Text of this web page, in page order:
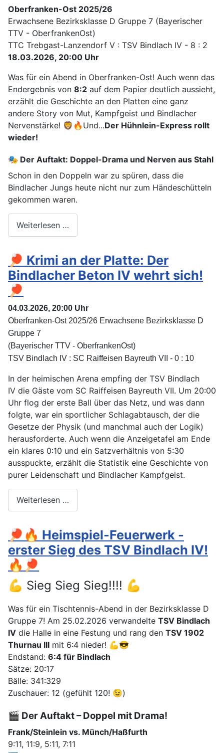
Oberfranken-Ost 2025/26
Erwachsene Bezirksklasse D Gruppe 7 (Bayerischer
TTV - OberfrankenOst)
TTC Trebgast-Lanzendorf V : TSV Bindlach IV - 8 : 2
18.03.2026, 20:00 Uhr
Was für ein Abend in Oberfranken-Ost! Auch wenn das
Endergebnis von 8:2 auf dem Papier deutlich aussieht,
erzählt die Geschichte an den Platten eine ganz
andere Story von Mut, Kampfgeist und Bindlacher
Nervenstärke! 🦁🔥Und...Der Hühnlein-Express rollt
wieder!
🎭 Der Auftakt: Doppel-Drama und Nerven aus Stahl
Schon in den Doppeln war zu spüren, dass die
Bindlacher Jungs heute nicht nur zum Händeschütteln
gekommen waren.
Weiterlesen …
🏓 Krimi an der Platte: Der
Bindlacher Beton IV wehrt sich!
🏓
04.03.2026, 20:00 Uhr
Oberfranken-Ost 2025/26 Erwachsene Bezirksklasse D
Gruppe 7
(Bayerischer TTV - OberfrankenOst)
TSV Bindlach IV : SC Raiffeisen Bayreuth VII - 0 : 10
In der heimischen Arena empfing der TSV Bindlach
IV die Gäste vom SC Raiffeisen Bayreuth VII. Um 20:00
Uhr flog der erste Ball über das Netz, und was dann
folgte, war ein sportlicher Schlagabtausch, der die
Gesetze der Physik (und manchmal auch der Logik)
herausforderte. Auch wenn die Anzeigetafel am Ende
ein klares 0:10 und ein Satzverhältnis von 5:30
ausspuckte, erzählt die Statistik eine Geschichte von
purer Leidenschaft und Bindlacher Kampfgeist.
Weiterlesen …
🏓🔥 Heimspiel-Feuerwerk -
erster Sieg des TSV Bindlach IV!
🔥🏓
💪 Sieg Sieg Sieg!!!! 💪
Was für ein Tischtennis-Abend in der Bezirksklasse D
Gruppe 7! Am 25.02.2026 verwandelte TSV Bindlach
IV die Halle in eine Festung und rang den TSV 1902
Thurnau III mit 6:4 nieder! 💪😎
Endstand: 6:4 für Bindlach
Sätze: 20:17
Bälle: 341:329
Zuschauer: 12 (gefühlt 120! 😉)
🎬 Der Auftakt – Doppel mit Drama!
Frank/Steinlein vs. Münch/Haßfurth
9:11, 11:9, 5:11, 7:11